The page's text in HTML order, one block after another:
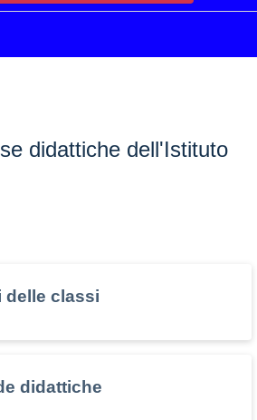
didattiche dell'Istituto
delle classi
didattiche